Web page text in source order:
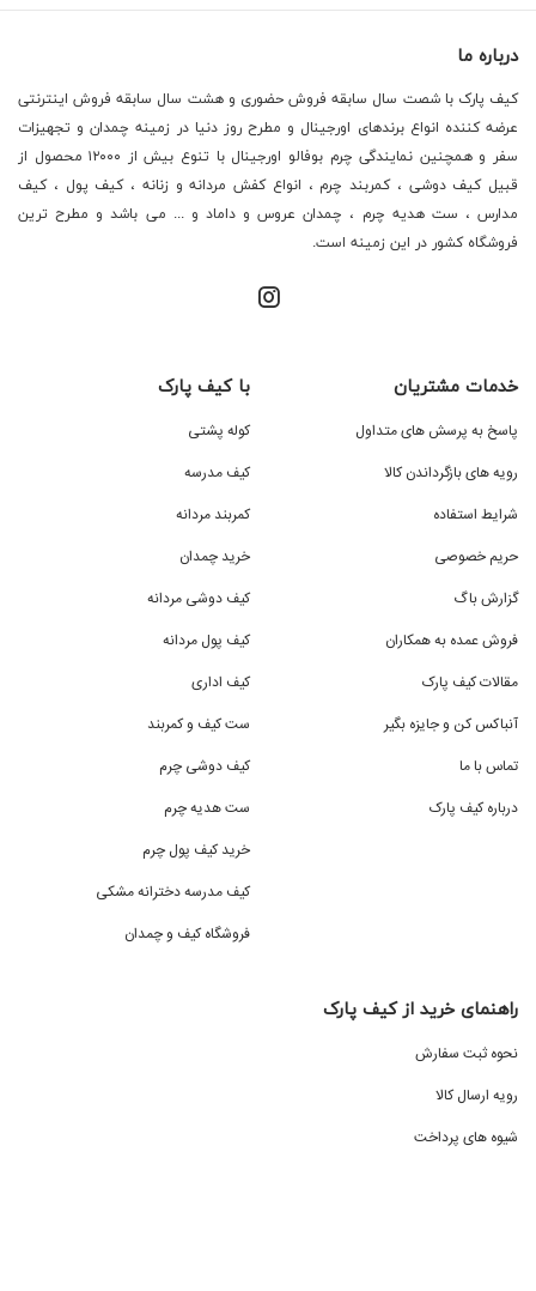
درباره ما
کیف پارک با شصت سال سابقه فروش حضوری و هشت سال سابقه فروش اینترنتی
عرضه کننده انواع برندهای اورجینال و مطرح روز دنیا در زمینه چمدان و تجهیزات
سفر و همچنین نمایندگی چرم بوفالو اورجینال با تنوع بیش از ۱۲۰۰۰ محصول از
قبیل کیف دوشی ، کمربند چرم ، انواع کفش مردانه و زنانه ، کیف پول ، کیف
مدارس ، ست هدیه چرم ، چمدان عروس و داماد و ... می باشد و مطرح ترین
فروشگاه کشور در این زمینه است.
خدمات مشتریان
پاسخ به پرسش های متداول
رویه های بازگرداندن کالا
شرایط استفاده
حریم خصوصی
گزارش باگ
فروش عمده به همکاران
مقالات کیف پارک
آنباکس کن و جایزه بگیر
تماس با ما
درباره کیف پارک
با کیف پارک
کوله پشتی
کیف مدرسه
کمربند مردانه
خرید چمدان
کیف دوشی مردانه
کیف پول مردانه
کیف اداری
ست کیف و کمربند
کیف دوشی چرم
ست هدیه چرم
خرید کیف پول چرم
کیف مدرسه دخترانه مشکی
فروشگاه کیف و چمدان
راهنمای خرید از کیف پارک
نحوه ثبت سفارش
رویه ارسال کالا
شیوه های پرداخت